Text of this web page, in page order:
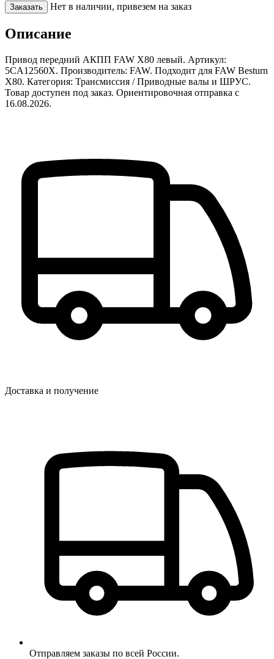
Заказать Нет в наличии, привезем на заказ
Описание
Привод передний АКПП FAW X80 левый. Артикул:
5CA12560X. Производитель: FAW. Подходит для FAW Besturn
X80. Категория: Трансмиссия / Приводные валы и ШРУС.
Товар доступен под заказ. Ориентировочная отправка с
16.08.2026.
Доставка и получение
Отправляем заказы по всей России.